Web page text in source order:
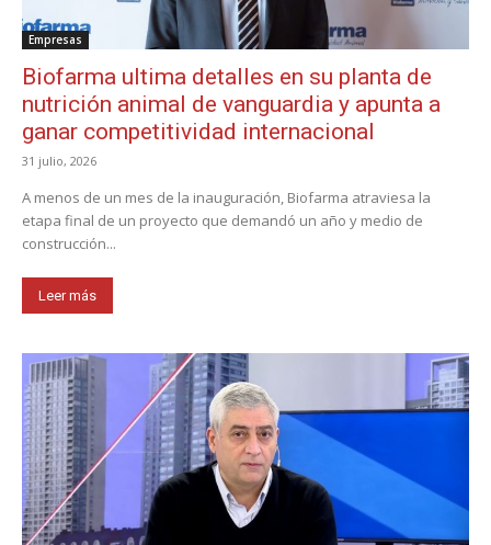
Empresas
Biofarma ultima detalles en su planta de
nutrición animal de vanguardia y apunta a
ganar competitividad internacional
31 julio, 2026
A menos de un mes de la inauguración, Biofarma atraviesa la
etapa final de un proyecto que demandó un año y medio de
construcción...
Leer más